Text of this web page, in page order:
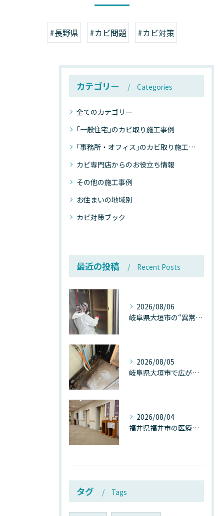
#長野県 #カビ問題 #カビ対策
カテゴリー Categories
全てのカテゴリー
｢一般住宅｣のカビ取り施工事例
｢事務所・オフィス｣のカビ取り施工事例
カビ専門店からのお役立ち情報
その他の施工事例
お住まいの地域別
カビ対策ブック
最近の投稿 Recent Posts
2026/08/06
岐阜県大垣市の“異常に高い気温”が建物内部を腐らせる──深層カビが爆発的に増える本当の理由
2026/08/05
岐阜県大垣市で広がる“深層カビ汚染”──なぜ除カビが必要なのか、建物内部で起きている見えない危機
2026/08/04
福井県福井市の医療施設で広がる“見えないカビ汚染”──なぜ除カビが必須なのか、その本質を徹底解説
タグ Tags